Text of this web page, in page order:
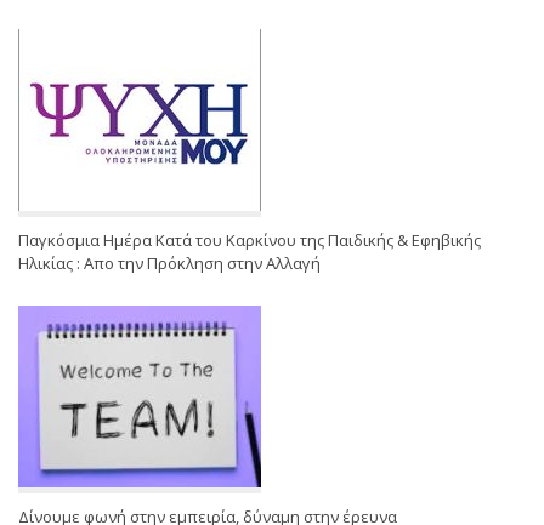
Παγκόσμια Ημέρα Κατά του Καρκίνου της Παιδικής & Εφηβικής
Ηλικίας : Απο την Πρόκληση στην Αλλαγή
Δίνουμε φωνή στην εμπειρία, δύναμη στην έρευνα